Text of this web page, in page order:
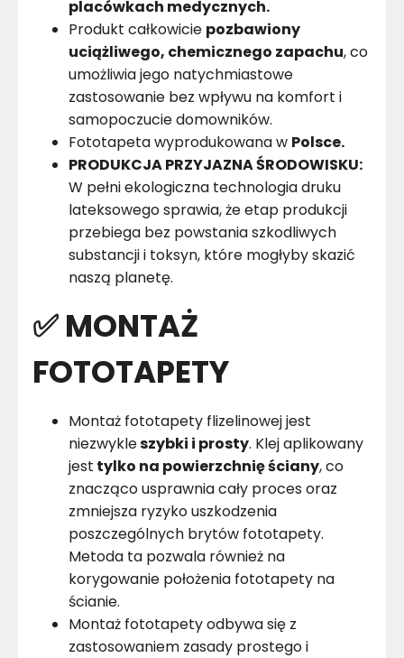
placówkach medycznych.
Produkt całkowicie pozbawiony
uciążliwego, chemicznego zapachu, co
umożliwia jego natychmiastowe
zastosowanie bez wpływu na komfort i
samopoczucie domowników.
Fototapeta wyprodukowana w Polsce.
PRODUKCJA PRZYJAZNA ŚRODOWISKU:
W pełni ekologiczna technologia druku
lateksowego sprawia, że etap produkcji
przebiega bez powstania szkodliwych
substancji i toksyn, które mogłyby skazić
naszą planetę.
✅ MONTAŻ
FOTOTAPETY
Montaż fototapety flizelinowej jest
niezwykleszybki i prosty. Klej aplikowany
jest tylko na powierzchnię ściany, co
znacząco usprawnia cały proces oraz
zmniejsza ryzyko uszkodzenia
poszczególnych brytów fototapety.
Metoda ta pozwala również na
korygowanie położenia fototapety na
ścianie.
Montaż fototapety odbywa się z
zastosowaniem zasady prostego i